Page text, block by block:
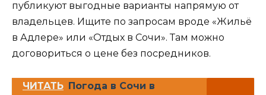
публикуют выгодные варианты напрямую от
владельцев. Ищите по запросам вроде «Жильё
в Адлере» или «Отдых в Сочи». Там можно
договориться о цене без посредников.
ЧИТАТЬ Погода в Сочи в